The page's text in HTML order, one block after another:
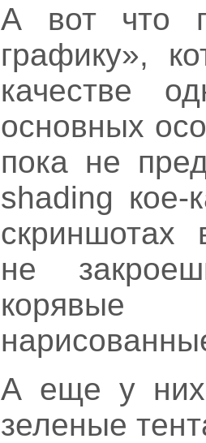
А вот что
графику»,
качестве
основных
пока не
shading кое-
скриншотах
не
А еще у них
зеленые